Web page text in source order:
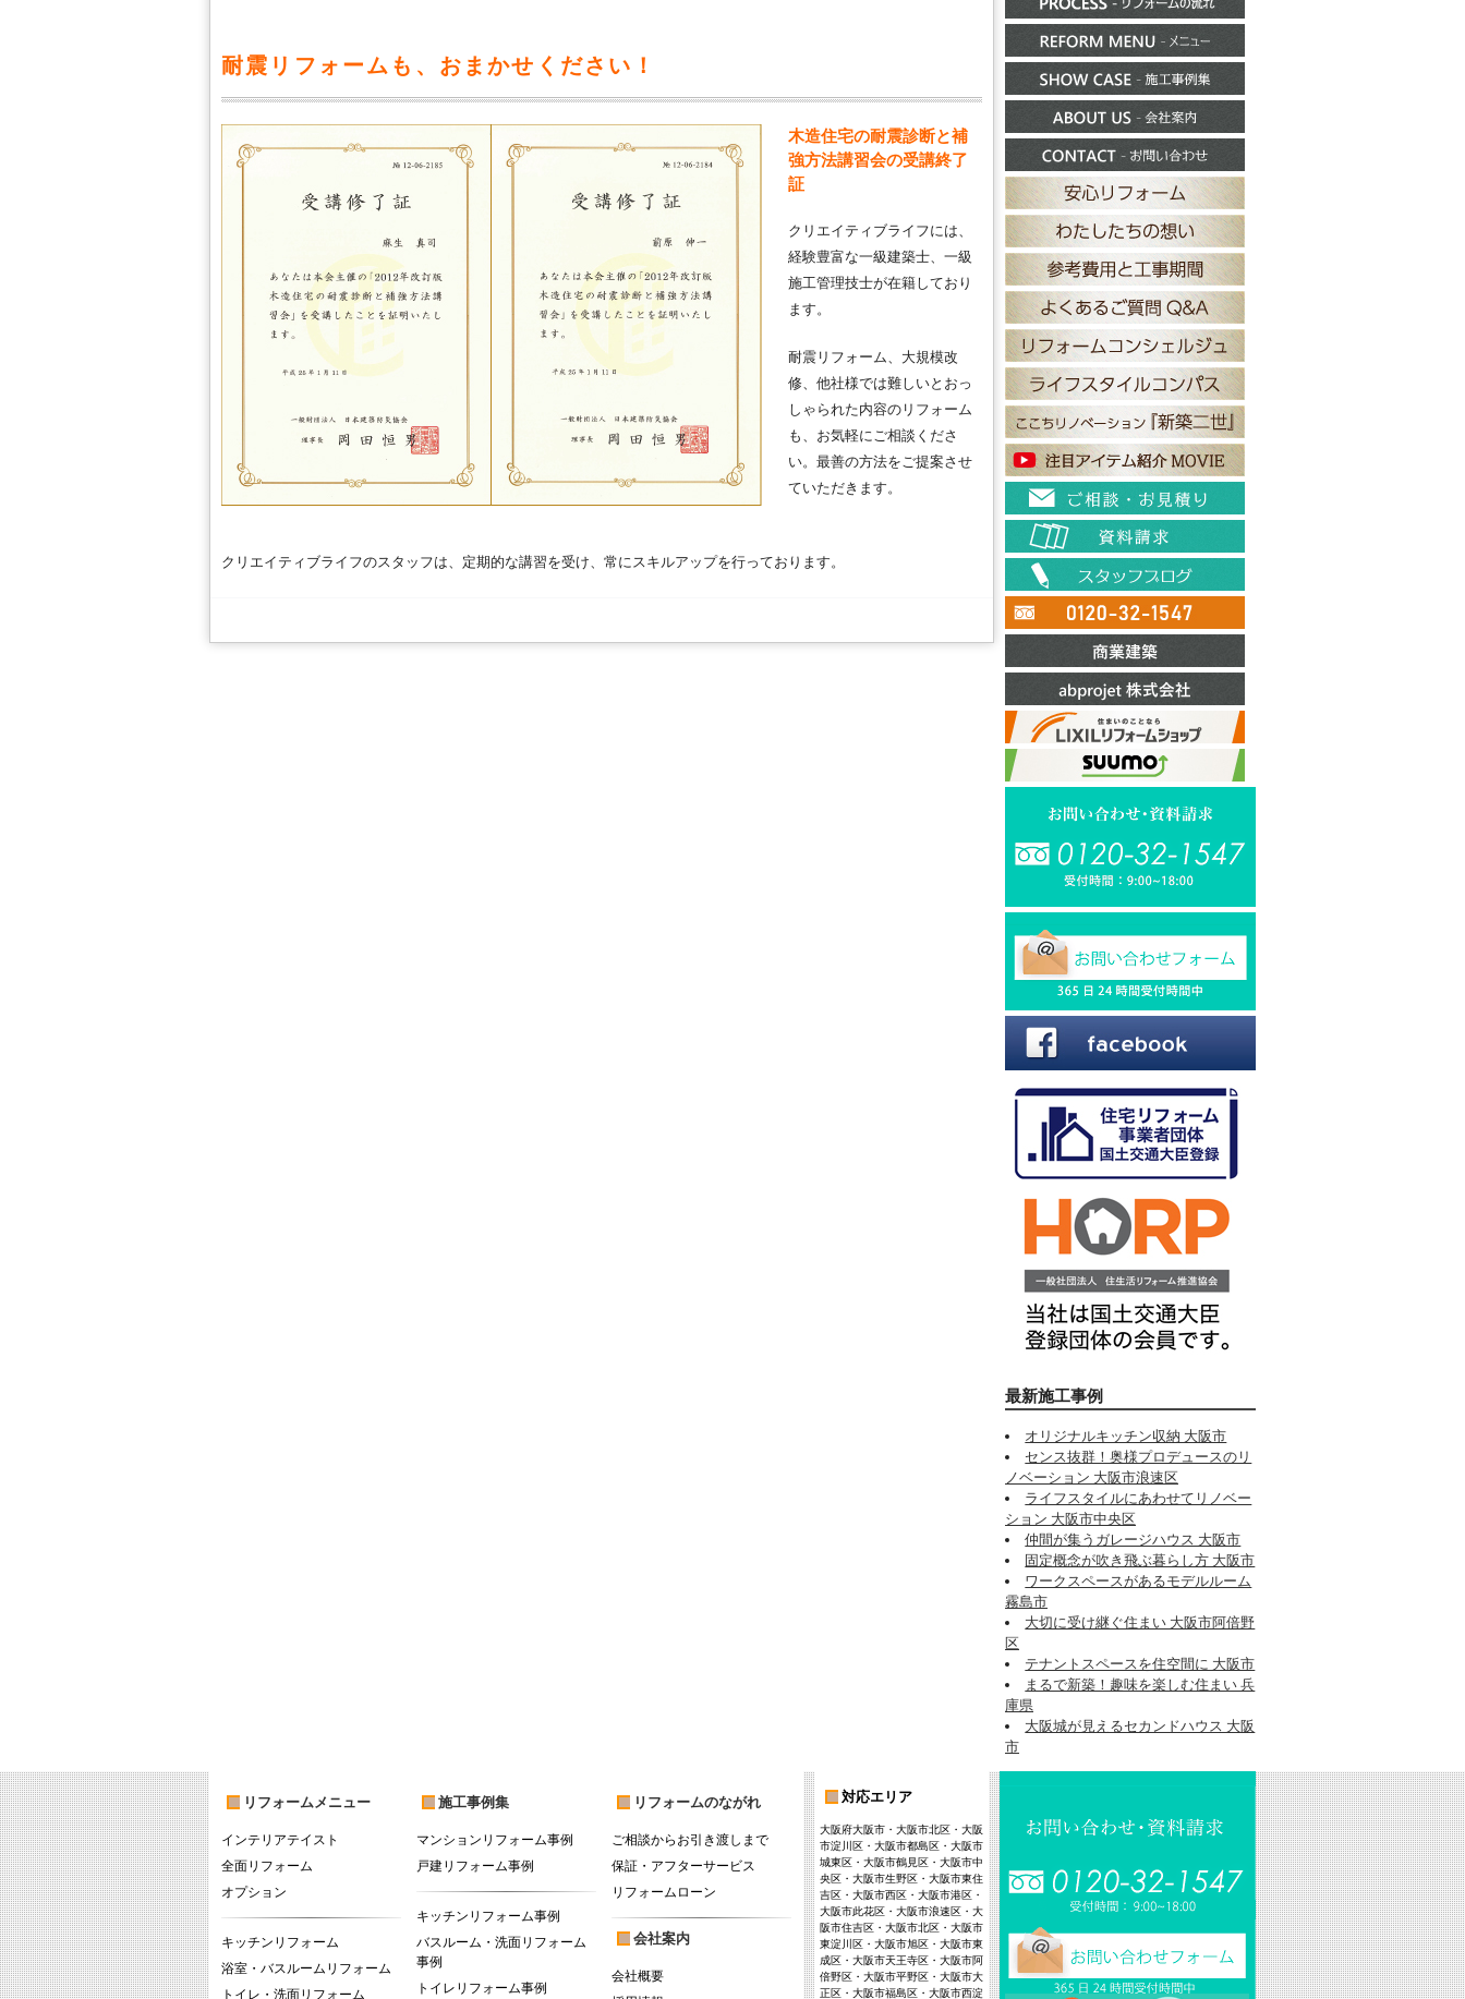
耐震リフォームも、おまかせください！
木造住宅の耐震診断と補
強方法講習会の受講終了
証
クリエイティブライフには、
経験豊富な一級建築士、一級
施工管理技士が在籍しており
ます。
耐震リフォーム、大規模改
修、他社様では難しいとおっ
しゃられた内容のリフォーム
も、お気軽にご相談くださ
い。最善の方法をご提案させ
ていただきます。
クリエイティブライフのスタッフは、定期的な講習を受け、常にスキルアップを行っております。
最新施工事例
オリジナルキッチン収納 大阪市
センス抜群！奥様プロデュースのリ
ノベーション 大阪市浪速区
ライフスタイルにあわせてリノベー
ション 大阪市中央区
仲間が集うガレージハウス 大阪市
固定概念が吹き飛ぶ暮らし方 大阪市
ワークスペースがあるモデルルーム
霧島市
大切に受け継ぐ住まい 大阪市阿倍野
区
テナントスペースを住空間に 大阪市
まるで新築！趣味を楽しむ住まい 兵
庫県
大阪城が見えるセカンドハウス 大阪
市
リフォームメニュー
インテリアテイスト
全面リフォーム
オプション
キッチンリフォーム
浴室・バスルームリフォーム
トイレ・洗面リフォーム
施工事例集
マンションリフォーム事例
戸建リフォーム事例
キッチンリフォーム事例
バスルーム・洗面リフォーム
事例
トイレリフォーム事例
リフォームのながれ
ご相談からお引き渡しまで
保証・アフターサービス
リフォームローン
会社案内
会社概要
対応エリア
大阪府大阪市・大阪市北区・大阪
市淀川区・大阪市都島区・大阪市
城東区・大阪市鶴見区・大阪市中
央区・大阪市生野区・大阪市東住
吉区・大阪市西区・大阪市港区・
大阪市此花区・大阪市浪速区・大
阪市住吉区・大阪市北区・大阪市
東淀川区・大阪市旭区・大阪市東
成区・大阪市天王寺区・大阪市阿
倍野区・大阪市平野区・大阪市大
正区・大阪市福島区・大阪市西淀